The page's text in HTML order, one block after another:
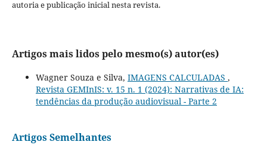
autoria e publicação inicial nesta revista.
Artigos mais lidos pelo mesmo(s) autor(es)
Wagner Souza e Silva, IMAGENS CALCULADAS ,
Revista GEMInIS: v. 15 n. 1 (2024): Narrativas de IA:
tendências da produção audiovisual - Parte 2
Artigos Semelhantes